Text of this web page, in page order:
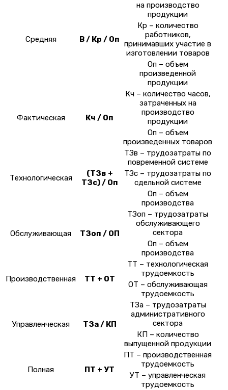
Средняя В / Кр / Оп
на производство
продукции
Кр – количество
работников,
принимавших участие в
изготовлении товаров
Оп – объем
произведенной
продукции
Фактическая Кч / Оп
Кч – количество часов,
затраченных на
производство
продукции
Оп – объем
произведенных товаров
Технологическая
(ТЗв +
ТЗс) / Оп
ТЗв – трудозатраты по
повременной системе
ТЗс – трудозатраты по
сдельной системе
Оп – объем
производства
Обслуживающая ТЗоп / ОП
ТЗоп – трудозатраты
обслуживающего
сектора
Оп – объем
производства
Производственная ТТ + ОТ
ТТ – технологическая
трудоемкость
ОТ – обслуживающая
трудоемкость
Управленческая ТЗа / КП
ТЗа – трудозатраты
административного
сектора
КП – количество
выпущенной продукции
Полная ПТ + УТ
ПТ – производственная
трудоемкость
УТ – управленческая
трудоемкость